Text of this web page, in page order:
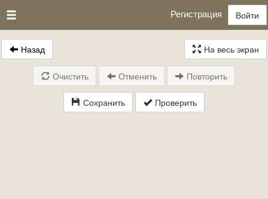
Регистрация Войти
Назад На весь экран
Сохранить Проверить
Очистить Отменить Повторить